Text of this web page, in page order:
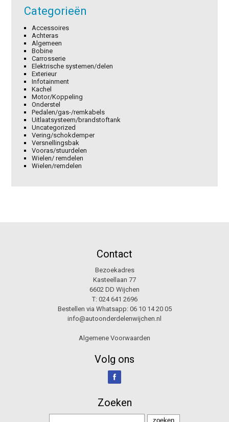
Categorieën
Accessoires
Achteras
Algemeen
Bobine
Carrosserie
Elektrische systemen/delen
Exterieur
Infotainment
Kachel
Motor/Koppeling
Onderstel
Pedalen/gas-/remkabels
Uitlaatsysteem/brandstoftank
Uncategorized
Vering/schokdemper
Versnellingsbak
Vooras/stuurdelen
Wielen/ remdelen
Wielen/remdelen
Contact
Bezoekadres
Kasteellaan 77
6602 DD Wijchen
T: 024 641 2696
Bestellen via Whatsapp: 06 10 14 20 05
info@autoonderdelenwijchen.nl
Algemene Voorwaarden
Volg ons
Zoeken